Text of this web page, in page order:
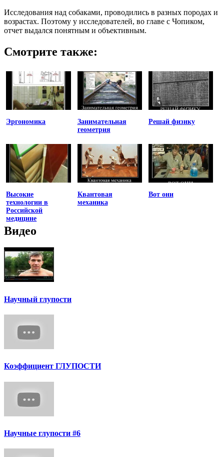
Исследования над собаками, проводились в разных породах и
возрастах. Поэтому у исследователей, во главе с Чопиком,
отчет выдался понятным и объективным.
Смотрите также:
Эргономика
Занимательная
геометрия
Решай физику
Высокие
технологии в
Российской
медицине
Квантовая
механика
Вот они
Видео
Научный глупости
Коэффициент ГЛУПОСТИ
Научные глупости #6